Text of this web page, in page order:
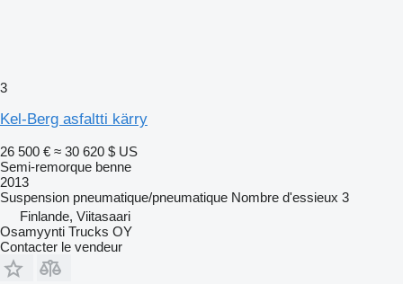
3
Kel-Berg asfaltti kärry
26 500 € ≈ 30 620 $ US
Semi-remorque benne
2013
Suspension pneumatique/pneumatique Nombre d'essieux 3
Finlande, Viitasaari
Osamyynti Trucks OY
Contacter le vendeur